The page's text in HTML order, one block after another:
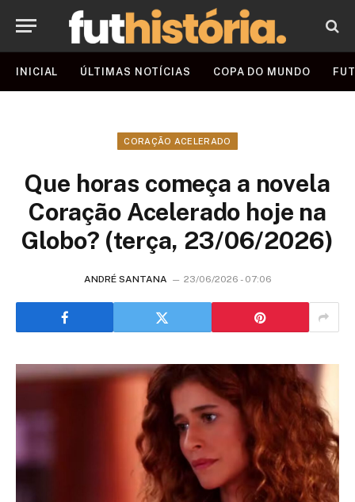
INICIAL ÚLTIMAS NOTÍCIAS COPA DO MUNDO
CORAÇÃO ACELERADO
Que horas começa a novela
Coração Acelerado hoje na
Globo? (terça, 23/06/2026)
ANDRÉ SANTANA 23/06/2026 - 07:06